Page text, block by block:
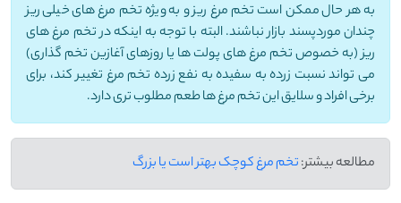
به هر حال ممکن است تخم مرغ ریز و به ویژه تخم مرغ های خیلی ریز
چندان موردپسند بازار نباشند. البته با توجه به اینکه در تخم مرغ های
ریز (به خصوص تخم مرغ های پولت ها یا روزهای آغازین تخم گذاری)
می تواند نسبت زرده به سفیده به نفع زرده تخم مرغ تغییر کند، برای
برخی افراد و سلایق این تخم مرغ ها طعم مطلوب تری دارد.
مطالعه بیشتر:تخم مرغ کوچک بهتر است یا بزرگ